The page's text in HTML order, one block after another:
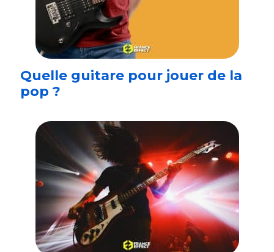
Quelle guitare pour jouer de la
pop ?